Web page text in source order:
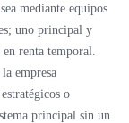
mediante equipos
uno principal y
renta temporal.
empresa
o
principal sin un